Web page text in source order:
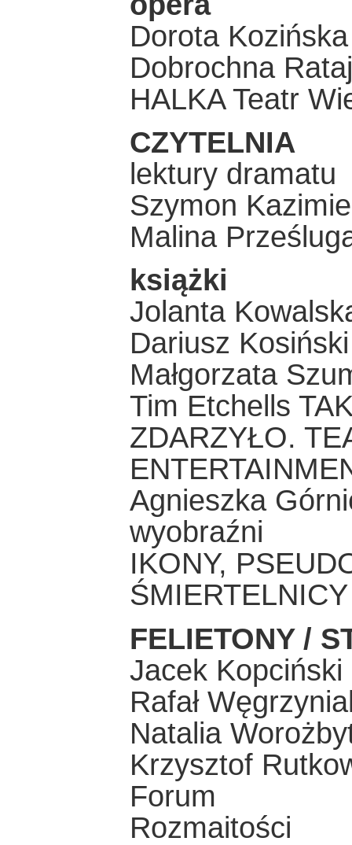
Dorota
Dobrochna
HALKA Teatr
CZYTELNIA
lektury dramatu
Szymon
Malina
książki
Jolanta
Dariusz
Małgorzata
Tim Etchells
ZDARZYŁO.
Agnieszka
wyobraźni
IKONY,
ŚMIERTELNICY
FELIETONY /
Jacek Kopciński
Rafał
Natalia
Krzysztof
Forum
Rozmaitości